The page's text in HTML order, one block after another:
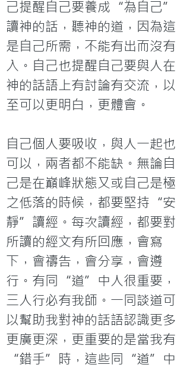
己提醒自己要養成“為自己”
讀神的話，聽神的道，因為這
是自己所需，不能有出而沒有
入。自己也提醒自己要與人在
神的話語上有討論有交流，以
至可以更明白，更體會。
自己個人要吸收，與人一起也
可以，兩者都不能缺。無論自
己是在巔峰狀態又或自己是極
之低落的時候，都要堅持“安
靜”讀經。每次讀經，都要對
所讀的經文有所回應，會寫
下，會禱告，會分享，會遵
行。有同“道”中人很重要，
三人行必有我師。一同談道可
以幫助我對神的話語認識更多
更廣更深，更重要的是當我有
“錯手”時，這些同“道”中